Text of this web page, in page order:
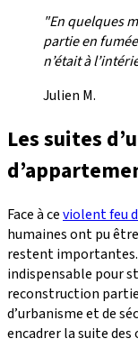
"En quelques
partie en
n’était à
Julien M.
Les suites
Face à ceviolent feu
humaines ont pu
restent
indispensable pour
reconstruction
d’urbanisme et de
encadrer la suite